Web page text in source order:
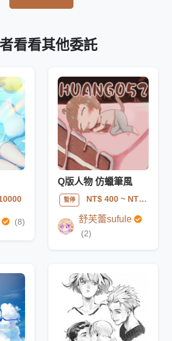
看看其他委託
(8)
Q版人物 仿蠟筆風
暫停 NT$ 400~ NT$ 600
舒芙蕾sufule
(2)